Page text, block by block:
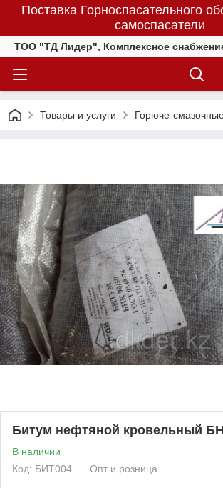
Поставка Горноспасательного
самоспасатели
ТОО "ТД Лидер", Комплексное
Товары и услуги Горюче-
Битум нефтяной кровельный
В наличии
Код: БИТ004
Опт и розница